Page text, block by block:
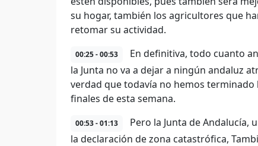
su hogar, también los agricultores que
retomar su actividad.
00:25 - 00:53
En definitiva, todo cuanto
la Junta no va a dejar a ningún andaluz
verdad que todavía no hemos terminado
finales de esta semana.
00:53 - 01:13
Pero la Junta de Andalucía,
la declaración de zona catastrófica,